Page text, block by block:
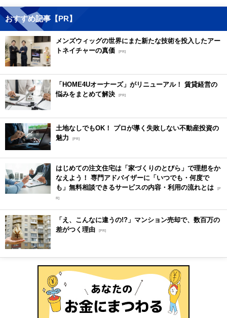
おすすめ記事【PR】
メンズウィッグの世界にまた新たな技術を投入したアー
トネイチャーの真価 [PR]
「HOME4Uオーナーズ」がリニューアル！ 賃貸経営の
悩みをまとめて解決 [PR]
土地なしでもOK！ プロが導く失敗しない不動産投資の
魅力
[PR]
はじめての注文住宅は「家づくりのとびら」で理想をか
なえよう！ 専門アドバイザーに「いつでも・何度で
も」無料相談できるサービスの内容・利用の流れとは [P
R]
「え、こんなに違うの!?」マンション売却で、数百万の
差がつく理由 [PR]